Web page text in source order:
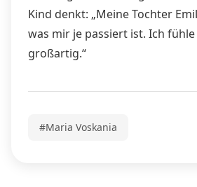
Kind denkt: „Meine Tochter
was mir je passiert ist. Ich
großartig.“
#Maria Voskania